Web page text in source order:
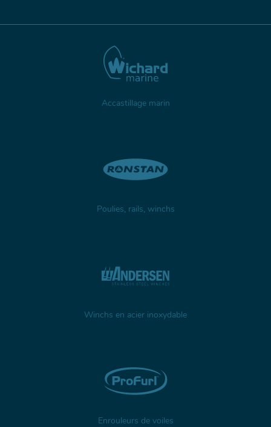
Accastillage marin
Poulies, rails, winchs
Winchs en acier inoxydable
Enrouleurs de voiles